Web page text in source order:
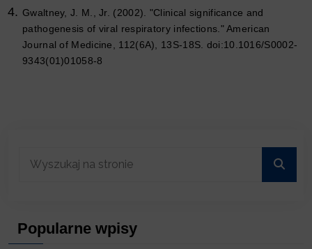
Gwaltney, J. M., Jr. (2002). "Clinical significance and
pathogenesis of viral respiratory infections."American
Journal of Medicine, 112(6A), 13S-18S. doi:10.1016/S0002-
9343(01)01058-8
Popularne wpisy